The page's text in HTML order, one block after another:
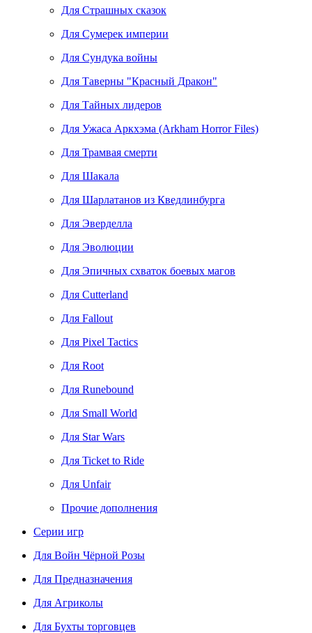
Для Страшных сказок
Для Сумерек империи
Для Сундука войны
Для Таверны "Красный Дракон"
Для Тайных лидеров
Для Ужаса Аркхэма (Arkham Horror Files)
Для Трамвая смерти
Для Шакала
Для Шарлатанов из Кведлинбурга
Для Эверделла
Для Эволюции
Для Эпичных схваток боевых магов
Для Cutterland
Для Fallout
Для Pixel Tactics
Для Root
Для Runebound
Для Small World
Для Star Wars
Для Ticket to Ride
Для Unfair
Прочие дополнения
Серии игр
Для Войн Чёрной Розы
Для Предназначения
Для Агриколы
Для Бухты торговцев